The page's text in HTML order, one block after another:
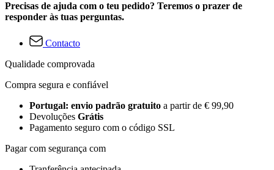
Precisas de ajuda com o teu pedido? Teremos o prazer de
responder às tuas perguntas.
Contacto
Qualidade comprovada
Compra segura e confiável
Portugal: envio padrão gratuito a partir de € 99,90
Devoluções Grátis
Pagamento seguro com o código SSL
Pagar com segurança com